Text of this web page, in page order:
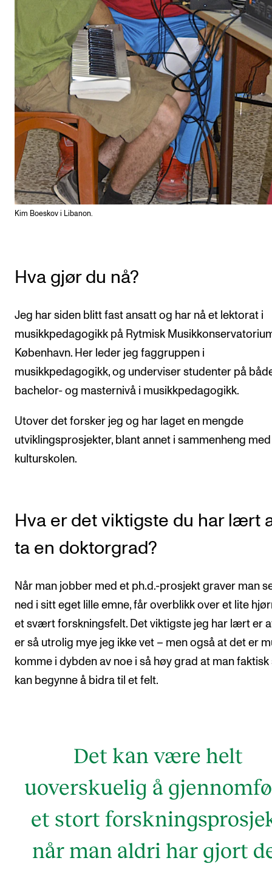
Kim Boeskov i Libanon.
Hva gjør du nå?
Jeg har siden blitt fast ansatt og har nå et lektorat i
musikkpedagogikk på Rytmisk
København. Her leder jeg faggruppen i
musikkpedagogikk, og underviser studenter på
bachelor- og masternivå i musikkpedagogikk.
Utover det forsker jeg og har laget en mengde
utviklingsprosjekter, blant annet i sammenheng med
kulturskolen.
Hva er det viktigste du har lært
ta en doktorgrad?
Når man jobber med et ph.d.-prosjekt graver man
ned i sitt eget lille emne, får overblikk over et lite
et svært forskningsfelt. Det viktigste jeg har lært er
er så utrolig mye jeg ikke vet – men også at det er
komme i dybden av noe i så høy grad at man faktisk
kan begynne å bidra til et felt.
Det kan være helt
uoverskuelig å
et stort
når man aldri har gjort